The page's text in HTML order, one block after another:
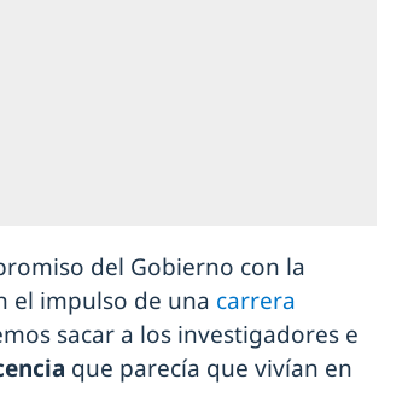
del Gobierno con la
el impulso de una carrera
sacar a los investigadores e
que parecía que vivían en